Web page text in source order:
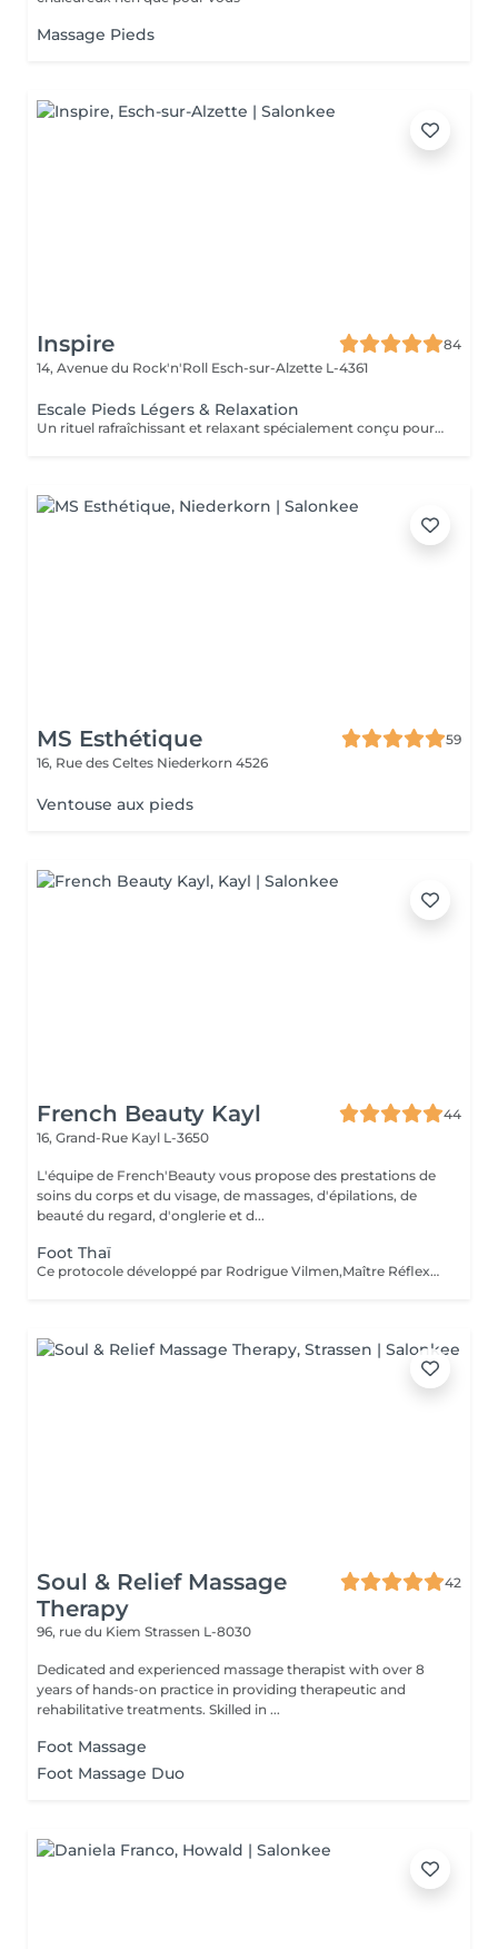
Massage Pieds
Inspire
84
14, Avenue du Rock'n'Roll Esch-sur-Alzette L-4361
Escale Pieds Légers & Relaxation
Un rituel rafraîchissant et relaxant spécialement conçu pour délasser les pieds et offrir une profonde sensation de détente à l'ensemble du corps ! Le bain de pieds aux sels d'Epsom enrichis en plantes aromatiques purifiantes et apaisantes invite à relâcher les tensions accumulées tout en procurant une agréable sensation de fraîcheur. Un gommage naturel est ensuite réalisé afin d'exfolier la peau, stimuler la microcirculation et réveiller les zones réflexes présentes sous les pieds. Le rituel se poursuit par un massage profondément relaxant associant manuvres enveloppantes et quelques points inspirés de la réflexologie plantaire. Réalisé à l'aide d'une huile naturelle aux notes fraîches et vivifiantes, ce massage favorise la détente générale et apaise le mental. Une bulle de bien-être pour ralentir, se recentrer et repartir du bon pied !
MS Esthétique
59
16, Rue des Celtes Niederkorn 4526
Ventouse aux pieds
French Beauty Kayl
44
16, Grand-Rue Kayl L-3650
L'équipe de French'Beauty vous propose des prestations de
soins du corps et du visage, de massages, d'épilations, de
beauté du regard, d'onglerie et d...
Foot Thaï
Ce protocole développé par Rodrigue Vilmen,Maître Réflexologue, est un réel moment de relaxation, une parenthèse de bien-être qui permet d'éliminer les tensions, soulager les douleurs, réduire le stress. Il active la circulation sanguine, calme le système nerveux et surtout rétablit l'équilibre général du corps. Il est pratiqué avec le Baume Mô... qui guérit tous les maux.
Soul & Relief Massage
Therapy
42
96, rue du Kiem Strassen L-8030
Dedicated and experienced massage therapist with over 8
years of hands-on practice in providing therapeutic and
rehabilitative treatments. Skilled in ...
Foot Massage
Foot Massage Duo